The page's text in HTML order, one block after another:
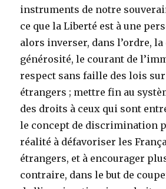
instruments de notre
ce que la Liberté est à une
alors inverser, dans l’ordre,
générosité, le courant de
respect sans faille des lois
étrangers ; mettre fin au
des droits à ceux qui sont
le concept de discrimination
réalité à défavoriser les
étrangers, et à encourager
contraire, dans le but de